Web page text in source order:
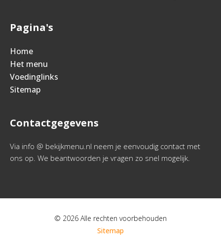
Pagina's
Home
Het menu
Voedinglinks
Sitemap
Contactgegevens
Via info @ bekijkmenu.nl neem je eenvoudig contact met
ons op. We beantwoorden je vragen zo snel mogelijk.
© 2026 Alle rechten voorbehouden
Sitemap